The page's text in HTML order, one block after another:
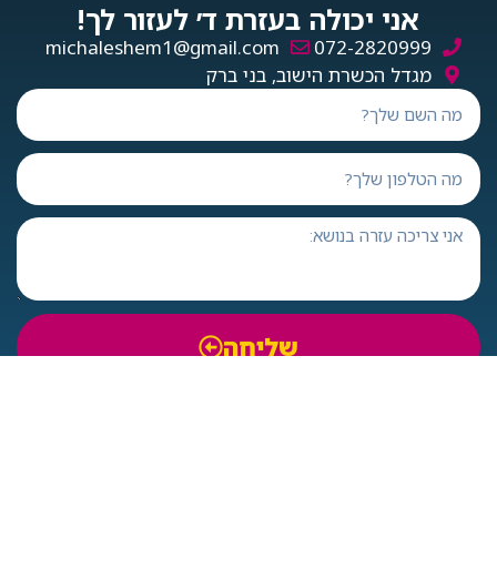
אני יכולה בעזרת ד׳ לעזור לך!
072-2820999
michaleshem1@gmail.com
מגדל הכשרת הישוב, בני ברק
שליחה